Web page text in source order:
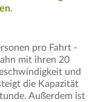
.
pro Fahrt -
mit ihren 20
und
die Kapazität
Außerdem ist